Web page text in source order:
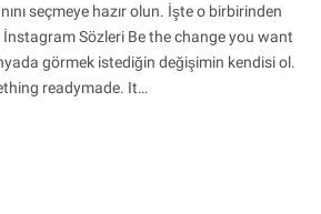
seçmeye hazır olun. İşte o birbirinden
Sözleri Be the change you want
görmek istediğin değişimin kendisi ol.
readymade. It…